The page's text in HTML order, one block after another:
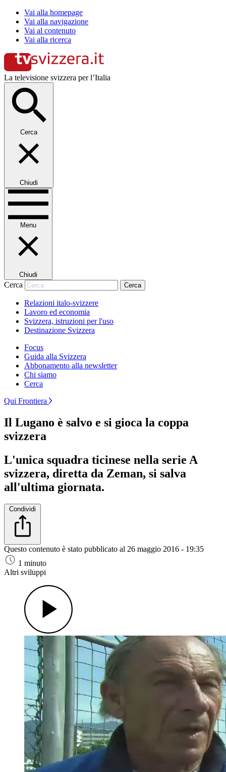
Vai alla homepage
Vai alla navigazione
Vai al contenuto
Vai alla ricerca
La televisione svizzera per l’Italia
Cerca
Chiudi
Menu
Chiudi
Cerca Cerca
Relazioni italo-svizzere
Lavoro ed economia
Svizzera, istruzioni per l'uso
Destinazione Svizzera
Focus
Guida alla Svizzera
Abbonamento alla newsletter
Chi siamo
Cerca
Qui Frontiera
Il Lugano è salvo e si gioca la coppa
svizzera
L'unica squadra ticinese nella serie A
svizzera, diretta da Zeman, si salva
all'ultima giornata.
Condividi
Questo contenuto è stato pubblicato al 26 maggio 2016 - 19:35
1 minuto
Altri sviluppi